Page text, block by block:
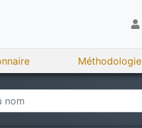
Méthodologie